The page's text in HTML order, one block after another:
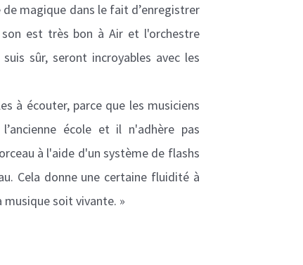
magique dans le fait d’enregistrer
est très bon à Air et l'orchestre
sûr, seront incroyables avec les
à écouter, parce que les musiciens
école et il n'adhère pas
à l'aide d'un système de flashs
Cela donne une certaine fluidité à
soit vivante. »